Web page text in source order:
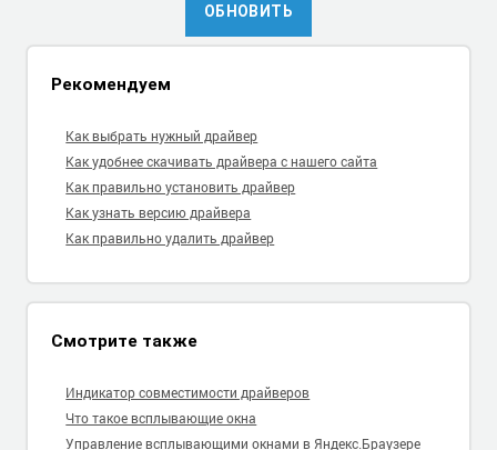
ОБНОВИТЬ
Рекомендуем
Как выбрать нужный драйвер
Как удобнее скачивать драйвера с нашего сайта
Как правильно установить драйвер
Как узнать версию драйвера
Как правильно удалить драйвер
Смотрите также
Индикатор совместимости драйверов
Что такое всплывающие окна
Управление всплывающими окнами в Яндекс.Браузере